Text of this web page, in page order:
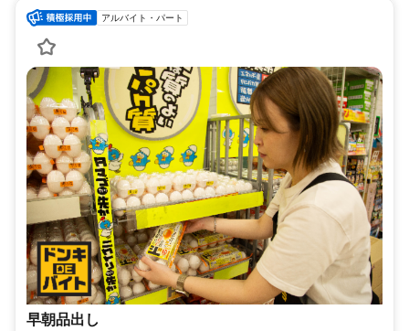
アルバイト・パート
早朝品出し